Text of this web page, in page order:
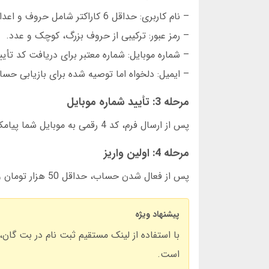
– نام کاربری: حداقل 6 کاراکتر شامل حروف و اعداد.
– رمز عبور: ترکیبی از حروف بزرگ، کوچک و عدد.
– شماره موبایل: شماره معتبر برای دریافت کد
– ایمیل: دلخواه اما توصیه شده برای بازیابی
مرحله 3: تأیید شماره موبایل
پس از ارسال فرم، کد 4 رقمی به موبایل شما پیامک می شود. این کد را در صفحه مربوطه وارد کنید.
مرحله 4: اولین واریز
پس از فعال شدن حساب، حداقل 50 هزار تومان واریز کنید تا بتوانید از تمام خدمات استفاده نمایید.
پیشنهاد ویژه
است.